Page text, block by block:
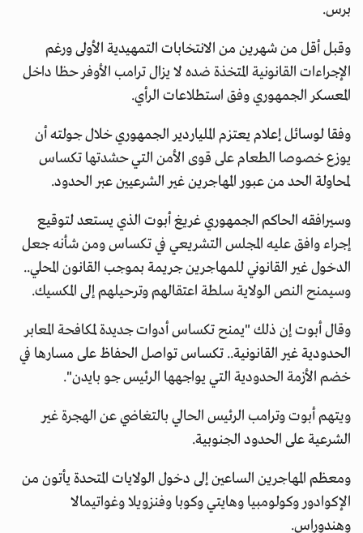
برس.
وقبل أقل من شهرين من الانتخابات التمهيدية الأولى ورغم
الإجراءات القانونية المتخذة ضده لا يزال ترامب الأوفر حظا داخل
المعسكر الجمهوري وفق استطلاعات الرأي.
وفقا لوسائل إعلام يعتزم الملياردير الجمهوري خلال جولته أن
يوزع خصوصا الطعام على قوى الأمن التي حشدتها تكساس
لمحاولة الحد من عبور المهاجرين غير الشرعيين عبر الحدود.
وسيرافقه الحاكم الجمهوري غريغ أبوت الذي يستعد لتوقيع
إجراء وافق عليه المجلس التشريعي في تكساس ومن شأنه جعل
الدخول غير القانوني للمهاجرين جريمة بموجب القانون المحلي..
وسيمنح النص الولاية سلطة اعتقالهم وترحيلهم إلى المكسيك.
وقال أبوت إن ذلك "يمنح تكساس أدوات جديدة لمكافحة المعابر
الحدودية غير القانونية.. تكساس تواصل الحفاظ على مسارها في
خضم الأزمة الحدودية التي يواجهها الرئيس جو بايدن".
ويتهم أبوت وترامب الرئيس الحالي بالتغاضي عن الهجرة غير
الشرعية على الحدود الجنوبية.
ومعظم المهاجرين الساعين إلى دخول الولايات المتحدة يأتون من
الإكوادور وكولومبيا وهايتي وكوبا وفنزويلا وغواتيمالا
وهندوراس.